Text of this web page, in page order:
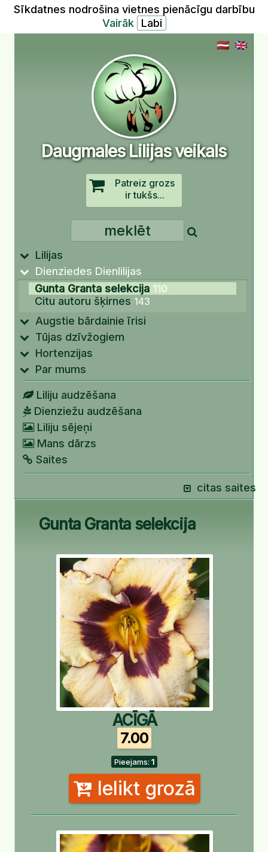
Sīkdatnes nodrošina vietnes pienācīgu darbību
Vairāk
Daugmales Lilijas veikals
Patreiz grozs
ir tukšs...
Lilijas
Dienziedes Dienlilijas
Gunta Granta selekcija 110
Citu autoru šķirnes 143
Augstie bārdainie īrisi
Tūjas dzīvžogiem
Hortenzijas
Par mums
Liliju audzēšana
Dienziežu audzēšana
Liliju sējeņi
Mans dārzs
Saites
citas saites
Gunta Granta selekcija
ACĪGĀ
7.00
Pieejams: 1
Ielikt grozā